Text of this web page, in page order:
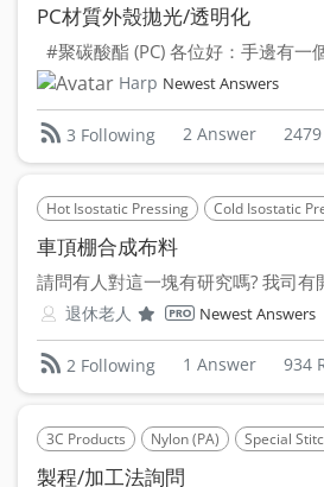
PC材質外殼拋光/透明化
Harp Newest Answers
3 Following 2 Answer
Hot Isostatic Pressing Cold Isostatic
車頂棚合成布料
退休老人 Newest Answers
2 Following 1 Answer 934
3C Products Nylon (PA) Special
製程/加工法詢問